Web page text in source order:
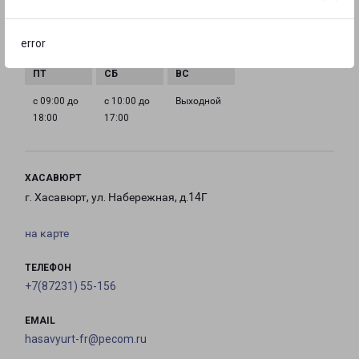
error
18:00
с 09:00 до
18:00
с 10:00 до
17:00
Выходной
ХАСАВЮРТ
г. Хасавюрт, ул. Набережная, д.14Г
на карте
ТЕЛЕФОН
+7(87231) 55-156
EMAIL
hasavyurt-fr@pecom.ru